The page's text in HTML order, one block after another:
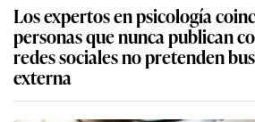
Los expertos en psicología
personas que nunca publican
redes sociales no pretenden
externa